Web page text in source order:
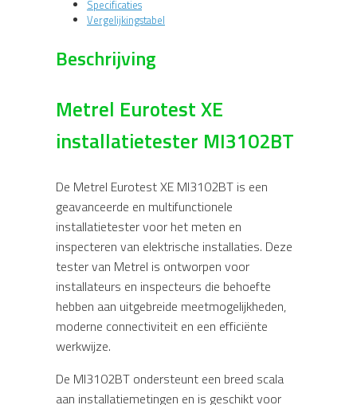
Specificaties
Vergelijkingstabel
Beschrijving
Metrel Eurotest XE
installatietester MI3102BT
De Metrel Eurotest XE MI3102BT is een
geavanceerde en multifunctionele
installatietester voor het meten en
inspecteren van elektrische installaties. Deze
tester van Metrel is ontworpen voor
installateurs en inspecteurs die behoefte
hebben aan uitgebreide meetmogelijkheden,
moderne connectiviteit en een efficiënte
werkwijze.
De MI3102BT ondersteunt een breed scala
aan installatiemetingen en is geschikt voor